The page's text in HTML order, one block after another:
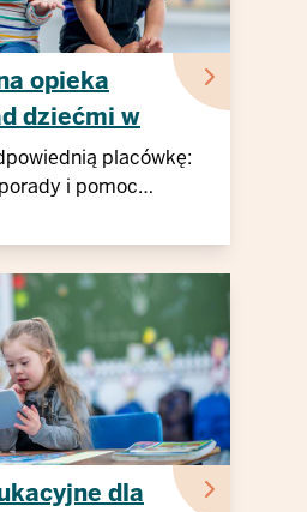
opieka
dziećmi w
placówkę:
i pomoc
dla